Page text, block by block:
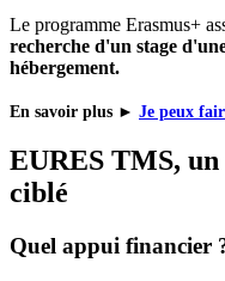
Le programme Erasmus+
recherche d'un stage
hébergement.
En savoir plus ► Je peux
EURES TMS,
ciblé
Quel appui financier